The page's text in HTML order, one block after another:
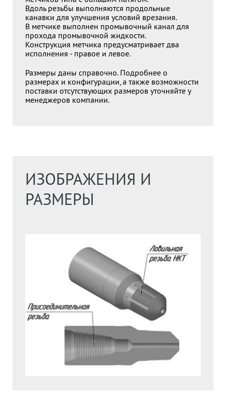
Вдоль резьбы выполняются продольные
канавки для улучшения условий врезания.
В метчике выполнен промывочный канал для
прохода промывочной жидкости.
Конструкция метчика предусматривает два
исполнения - правое и левое.
Размеры даны справочно. Подробнее о
размерах и конфигурации, а также возможности
поставки отсутствующих размеров уточняйте у
менеджеров компании.
ИЗОБРАЖЕНИЯ И
РАЗМЕРЫ